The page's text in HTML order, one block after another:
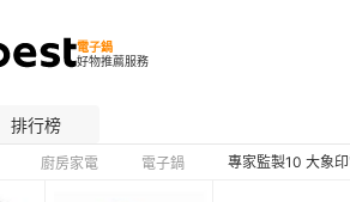
電子鍋
好物推薦服務
排行榜
廚房家電 電子鍋 專家監製10 大象